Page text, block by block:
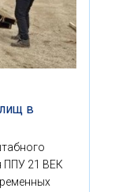
в
ППУ 21 ВЕК